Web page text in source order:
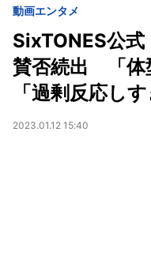
動画エンタメ
SixTONES公
賛否続出 「体
「過剰反応しす
2023.01.12 15:40